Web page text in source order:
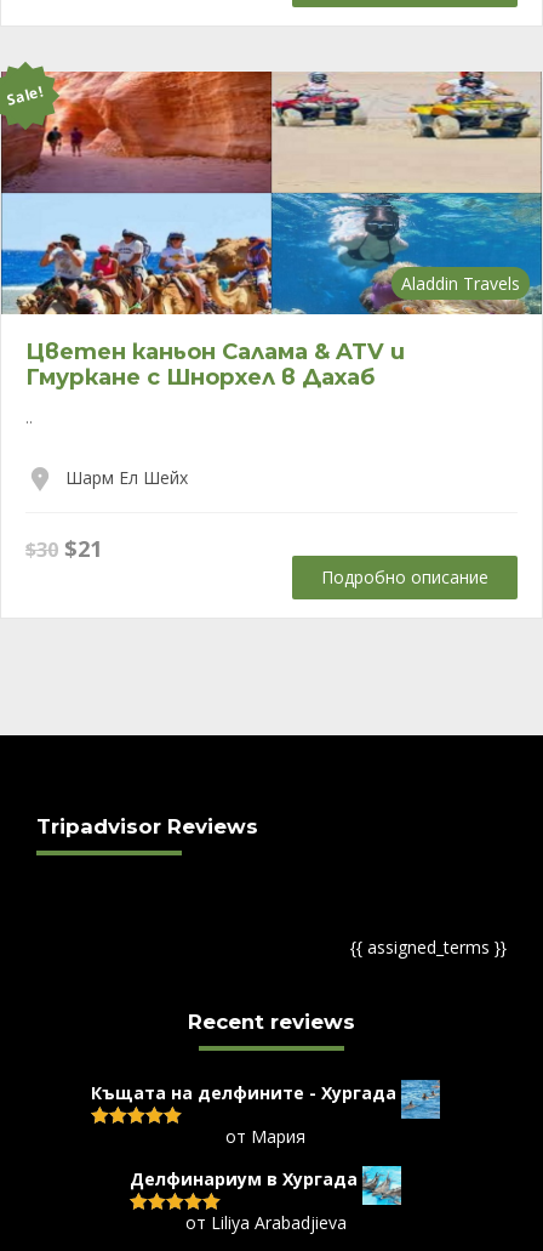
$90.$70.
Sale!
Aladdin Travels
Цветен каньон Салама & ATV и
Гмуркане с Шнорхел в Дахаб
..
Шарм Ел Шейх
$30 Original
$30.
$21
$21.
Подробно описание
Tripadvisor Reviews
{{ assigned_terms }}
Recent reviews
Къщата на делфините - Хургада
от Мария
Делфинариум в Хургада
Оценено с 5
от Liliya Arabadjieva